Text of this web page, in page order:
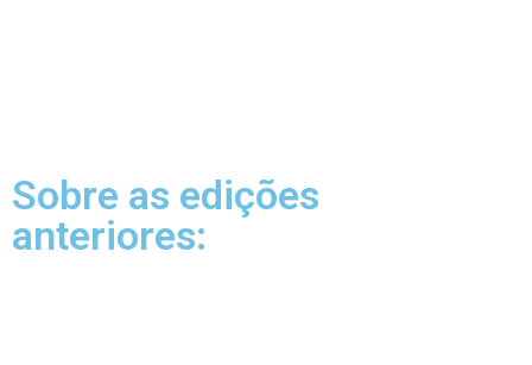
Sobre as edições
anteriores: